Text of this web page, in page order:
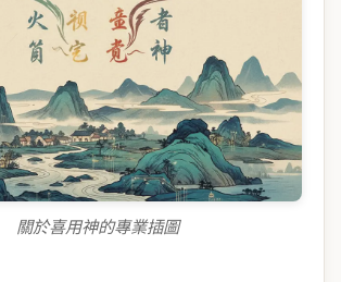
關於喜用神的專業插圖